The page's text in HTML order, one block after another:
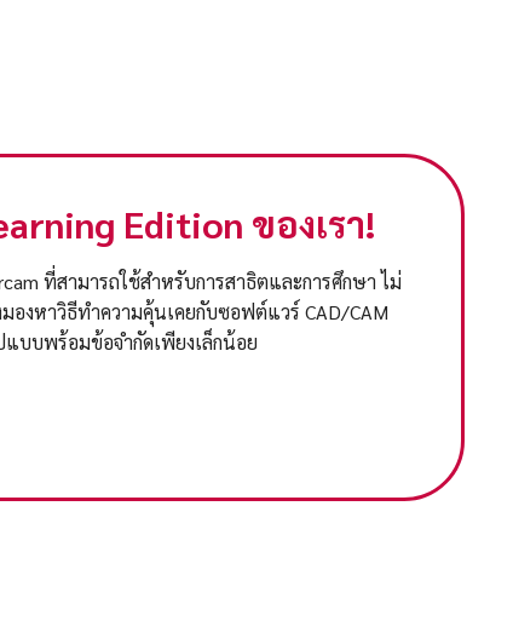
Edition ของเรา!
ที่สามารถใช้สำหรับการสาธิตและการศึกษา ไม่
งหาวิธีทำความคุ้นเคยกับซอฟต์แวร์ CAD/CAM
บบพร้อมข้อจำกัดเพียงเล็กน้อย